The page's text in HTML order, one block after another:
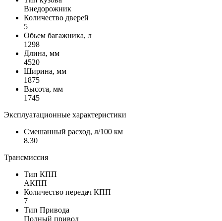
Внедорожник
Количество дверей
5
Обьем багажника, л
1298
Длина, мм
4520
Ширина, мм
1875
Высота, мм
1745
Эксплуатационные характеристики
Смешанный расход, л/100 км
8.30
Трансмиссия
Тип КПП
АКПП
Количество передач КПП
7
Тип Привода
Полный привод